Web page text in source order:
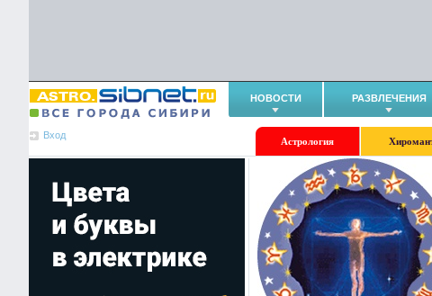
НОВОСТИ РАЗВЛЕЧЕНИЯ
Вход
Астрология